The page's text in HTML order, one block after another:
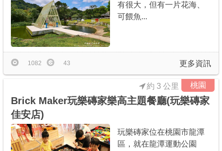
有很大，但有一片花海、
可餵魚...
更多資訊
1082 43
桃園
約 3 公里
Brick Maker玩樂磚家樂高主題餐廳(玩樂磚家
佳安店)
玩樂磚家位在桃園市龍潭
區，就在龍潭運動公園